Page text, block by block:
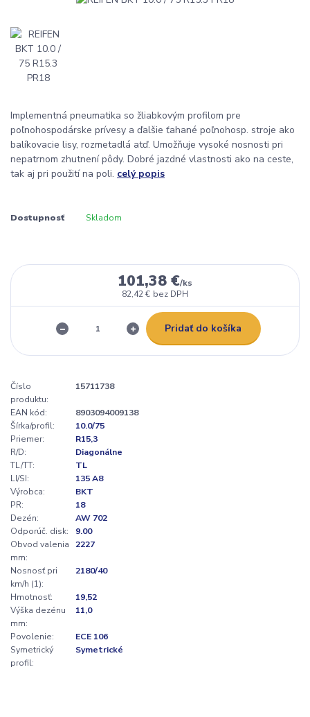
Implementná pneumatika so žliabkovým profilom pre
poľnohospodárske prívesy a ďalšie ťahané poľnohosp. stroje ako
balíkovacie lisy, rozmetadlá atď. Umožňuje vysoké nosnosti pri
nepatrnom zhutnení pôdy. Dobré jazdné vlastnosti ako na ceste,
tak aj pri použití na poli. celý popis
Dostupnosť Skladom
101,38 €/ks
82,42 € bez DPH
Pridať do košíka
Číslo
produktu:
15711738
EAN kód:
8903094009138
Šírka/profil:
10.0/75
Priemer:
R15,3
R/D:
Diagonálne
TL/TT:
TL
LI/SI:
135 A8
Výrobca:
BKT
PR:
18
Dezén:
AW 702
Odporúč. disk:
9.00
Obvod valenia
mm:
2227
Nosnosť pri
km/h (1):
2180/40
Hmotnosť:
19,52
Výška dezénu
mm:
11,0
Povolenie:
ECE 106
Symetrický
profil:
Symetrické